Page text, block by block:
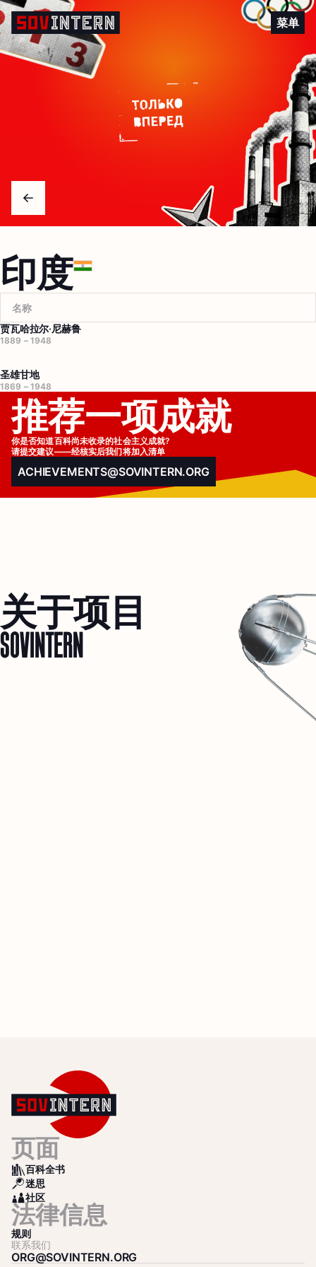
菜单
印度
Arrow left
印度
贾瓦哈拉尔·尼赫鲁
1889 – 1948
圣雄甘地
1869 – 1948
推荐一项成就
你是否知道百科尚未收录的社会主义成就?
请提交建议——经核实后我们将加入清单
ACHIEVEMENTS@SOVINTERN.ORG
关于项目
SOVINTERN
页面
BOOKS
百科全书
SEARCH
迷思
COMMUNITY
社区
法律信息
规则
联系我们
ORG@SOVINTERN.ORG